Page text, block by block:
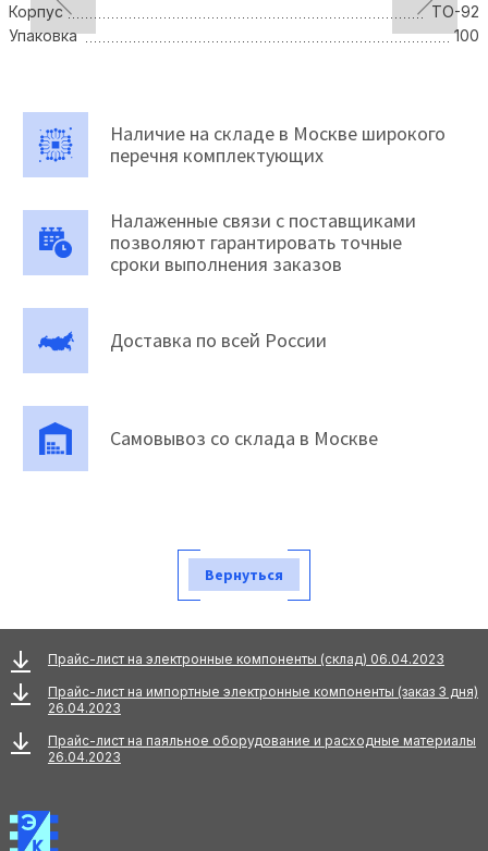
Корпус
TO-92
Упаковка
100
Наличие на складе в Москве широкого
перечня комплектующих
Налаженные связи с поставщиками
позволяют гарантировать точные
сроки выполнения заказов
Доставка по всей России
Самовывоз со склада в Москве
Вернуться
Прайс-лист на электронные компоненты (склад) 06.04.2023
Прайс-лист на импортные электронные компоненты (заказ 3 дня)
26.04.2023
Прайс-лист на паяльное оборудование и расходные материалы
26.04.2023